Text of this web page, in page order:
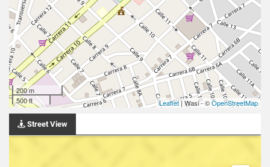
200 m
500 ft
Leaflet| Wasi - ©OpenStreetMap
Street View